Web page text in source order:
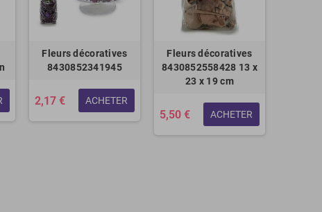
Fleurs décoratives
8430852341945
2,17 € ACHETER
Fleurs décoratives
8430852558428 13 x
23 x 19 cm
5,50 € ACHETER